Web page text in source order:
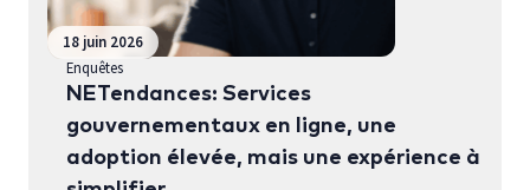
18 juin 2026
Enquêtes
NETendances: Services
gouvernementaux en ligne, une
adoption élevée, mais une expérience à